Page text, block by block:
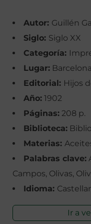
Autor: Guillén
Siglo: Siglo XX
Categoría:
Lugar: Barcelona
Editorial: Hijos
Año: 1902
Páginas: 208 p.
Biblioteca:
Materias:
Palabras clave:
Campos, Olivas,
Idioma:
Ir a